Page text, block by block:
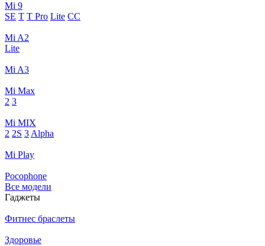
Mi 9
SE T T Pro Lite CC
Mi A2
Lite
Mi A3
Mi Max
2 3
Mi MIX
2 2S 3 Alpha
Mi Play
Pocophone
Все модели
Гаджеты
Фитнес браслеты
Здоровье